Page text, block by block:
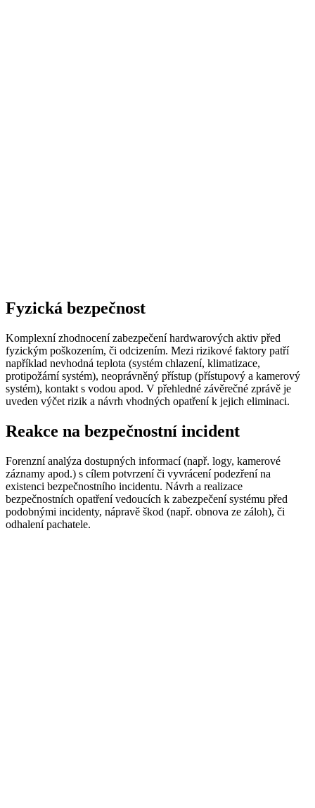
Fyzická bezpečnost
Komplexní zhodnocení zabezpečení hardwarových aktiv před
fyzickým poškozením, či odcizením. Mezi rizikové faktory patří
například nevhodná teplota (systém chlazení, klimatizace,
protipožární systém), neoprávněný přístup (přístupový a kamerový
systém), kontakt s vodou apod. V přehledné závěrečné zprávě je
uveden výčet rizik a návrh vhodných opatření k jejich eliminaci.
Reakce na bezpečnostní incident
Forenzní analýza dostupných informací (např. logy, kamerové
záznamy apod.) s cílem potvrzení či vyvrácení podezření na
existenci bezpečnostního incidentu. Návrh a realizace
bezpečnostních opatření vedoucích k zabezpečení systému před
podobnými incidenty, nápravě škod (např. obnova ze záloh), či
odhalení pachatele.